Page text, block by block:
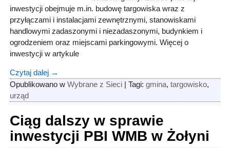
inwestycji obejmuje m.in. budowę targowiska wraz z
przyłączami i instalacjami zewnętrznymi, stanowiskami
handlowymi zadaszonymi i niezadaszonymi, budynkiem i
ogrodzeniem oraz miejscami parkingowymi. Więcej o
inwestycji w artykule
Czytaj dalej →
Opublikowano w Wybrane z Sieci| Tagi: gmina, targowisko,
urząd
Ciąg dalszy w sprawie
inwestycji PBI WMB w Żołyni